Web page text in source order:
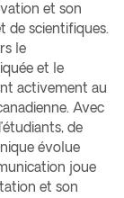
et son
de scientifiques.
le
et le
activement au
Avec
de
évolue
joue
et son